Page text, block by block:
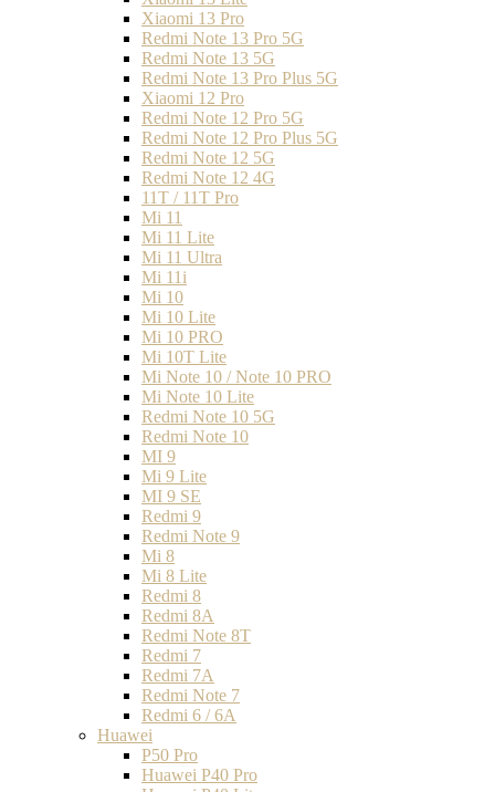
Xiaomi 13 Pro
Redmi Note 13 Pro 5G
Redmi Note 13 5G
Redmi Note 13 Pro Plus 5G
Xiaomi 12 Pro
Redmi Note 12 Pro 5G
Redmi Note 12 Pro Plus 5G
Redmi Note 12 5G
Redmi Note 12 4G
11T / 11T Pro
Mi 11
Mi 11 Lite
Mi 11 Ultra
Mi 11i
Mi 10
Mi 10 Lite
Mi 10 PRO
Mi 10T Lite
Mi Note 10 / Note 10 PRO
Mi Note 10 Lite
Redmi Note 10 5G
Redmi Note 10
MI 9
Mi 9 Lite
MI 9 SE
Redmi 9
Redmi Note 9
Mi 8
Mi 8 Lite
Redmi 8
Redmi 8A
Redmi Note 8T
Redmi 7
Redmi 7A
Redmi Note 7
Redmi 6 / 6A
Huawei
P50 Pro
Huawei P40 Pro